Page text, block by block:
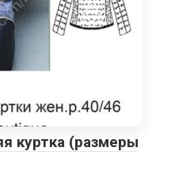
куртка (размеры